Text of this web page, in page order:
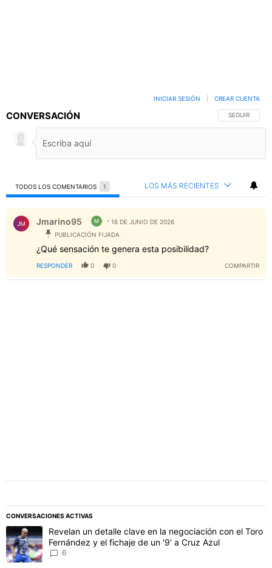
CONVERSACIÓN SIGA ESTA
SEGUIR
INICIAR SESIÓN CREAR CUENTA
TODOS LOS COMENTARIOS 1 LOS MÁS RECIENTES
Comentario de Jmarino95.
JM Jmarino95 M
16 DE JUNIO DE 2026
PUBLICACIÓN FIJADA
¿Qué sensación te genera esta posibilidad?
RESPONDER 0 0 COMPARTIR
CONVERSACIONES ACTIVAS
Este listado muestra los artículos con más comentarios en los
Un artículo de tendencia con el título "Revelan un detalle clave
Revelan un detalle clave en la negociación con el Toro
Fernández y el fichaje de un '9' a Cruz Azul
6